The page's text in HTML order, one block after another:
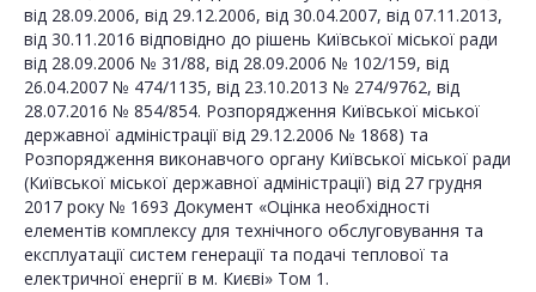
від 28.09.2006, від 29.12.2006, від 30.04.2007, від 07.11.2013,
від 30.11.2016 відповідно до рішень Київської міської ради
від 28.09.2006 № 31/88, від 28.09.2006 № 102/159, від
26.04.2007 № 474/1135, від 23.10.2013 № 274/9762, від
28.07.2016 № 854/854. Розпорядження Київської міської
державної адміністрації від 29.12.2006 № 1868) та
Розпорядження виконавчого органу Київської міської ради
(Київської міської державної адміністрації) від 27 грудня
2017 року № 1693 Документ «Оцінка необхідності
елементів комплексу для технічного обслуговування та
експлуатації систем генерації та подачі теплової та
електричної енергії в м. Києві» Том 1.